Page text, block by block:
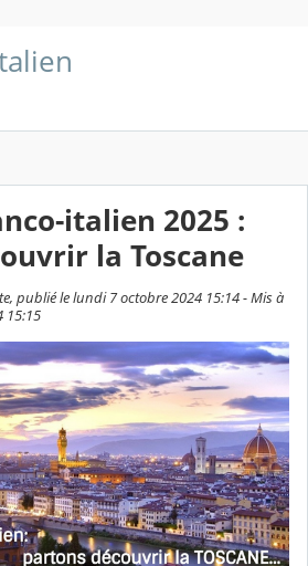
italien 2025 :
la Toscane
publié le lundi 7 octobre 2024 15:14 - Mis à
15:15